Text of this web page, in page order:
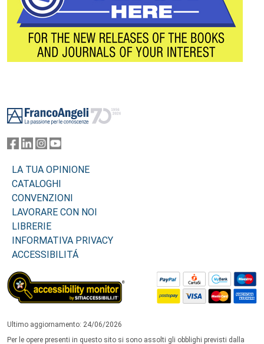
LA TUA OPINIONE
CATALOGHI
CONVENZIONI
LAVORARE CON NOI
LIBRERIE
INFORMATIVA PRIVACY
ACCESSIBILITÁ
Ultimo aggiornamento: 24/06/2026
Per le opere presenti in questo sito si sono assolti gli obblighi previsti dalla